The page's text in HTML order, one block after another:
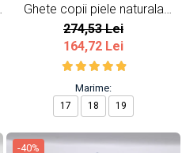
Ghete copii piele naturala
Burgundy
274,53 Lei
164,72 Lei
Marime:
17 18 19
-40%